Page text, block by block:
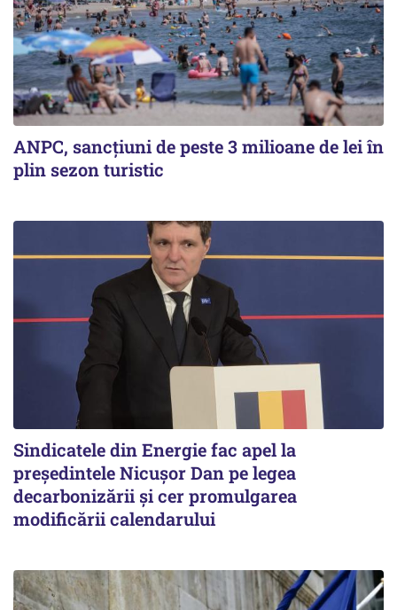
ANPC, sancțiuni de peste 3 milioane de lei în
plin sezon turistic
Sindicatele din Energie fac apel la
preşedintele Nicuşor Dan pe legea
decarbonizării şi cer promulgarea
modificării calendarului